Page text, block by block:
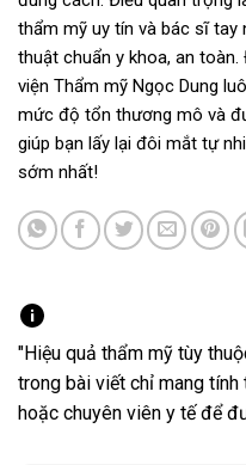
thẩm mỹ uy tín và bác sĩ tay
thuật chuẩn y khoa, an
viện Thẩm mỹ Ngọc Dung
mức độ tổn thương mô và
giúp bạn lấy lại đôi mắt tự
sớm nhất!
"Hiệu quả thẩm mỹ tùy
trong bài viết chỉ mang
hoặc chuyên viên y tế để